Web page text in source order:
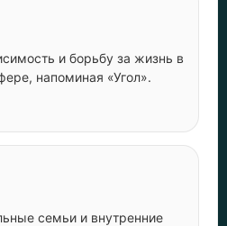
и борьбу за жизнь в
напоминая «Угол».
семьи и внутренние